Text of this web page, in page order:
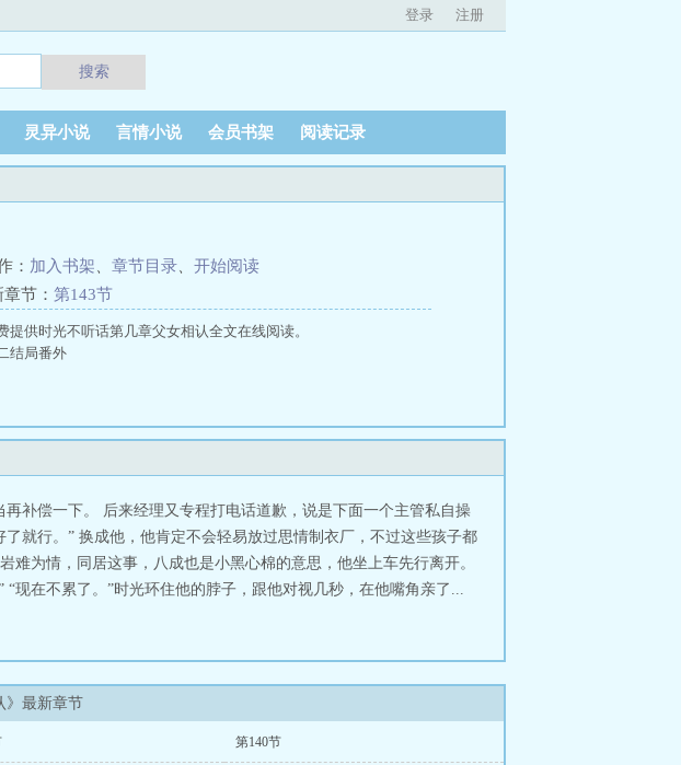
登录 注册
搜索
灵异小说 言情小说 会员书架 阅读记录
： 加入书架 章节目录
开始阅读
节： 第143节
供时光不听话第几章父女相认全文在线阅读。
结局番外
补偿一下。 后来经理又专程打电话道歉，说是下面一个主管私自操
就行。” 换成他，他肯定不会轻易放过思情制衣厂，不过这些孩子都
为情，同居这事，八成也是小黑心棉的意思，他坐上车先行离开。
现在不累了。”时光环住他的脖子，跟他对视几秒，在他嘴角亲了...
》最新章节
第140节